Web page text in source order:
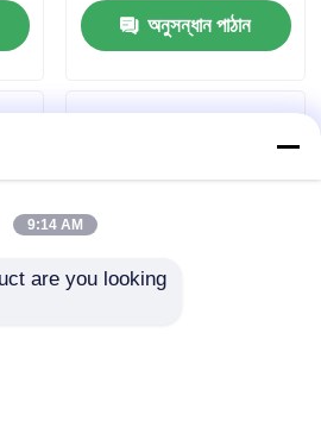
অনুসন্ধান পাঠান
9:14 AM
are you looking